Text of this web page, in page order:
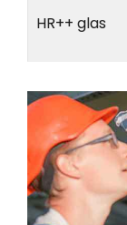
HR++ glas